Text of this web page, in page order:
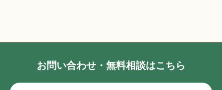
お問い合わせ・無料相談はこちら